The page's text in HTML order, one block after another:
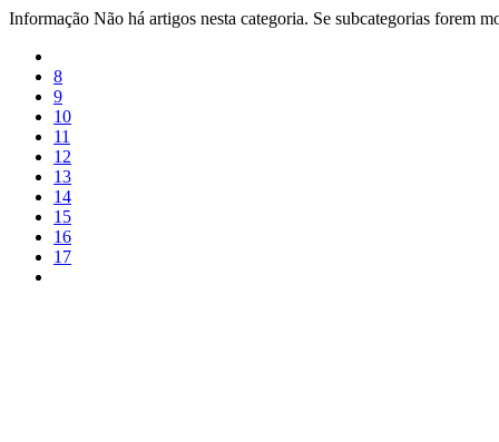
Informação Não há artigos nesta categoria. Se subcategorias forem
8
9
10
11
12
13
14
15
16
17